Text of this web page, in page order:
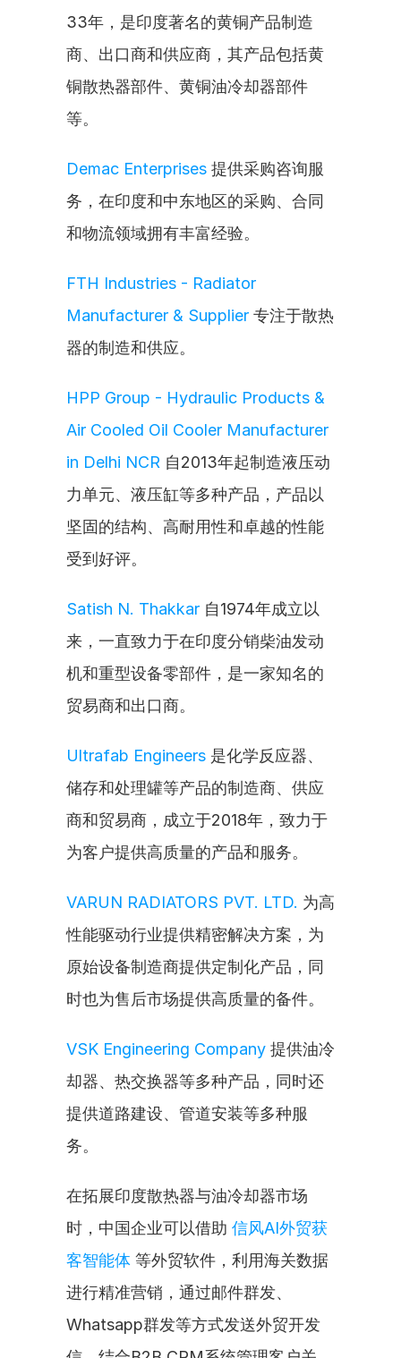
33年，是印度著名的黄铜产品制造
商、出口商和供应商，其产品包括黄
铜散热器部件、黄铜油冷却器部件
等。
Demac Enterprises 提供采购咨询服
务，在印度和中东地区的采购、合同
和物流领域拥有丰富经验。
FTH Industries - Radiator
Manufacturer & Supplier 专注于散热
器的制造和供应。
HPP Group - Hydraulic Products &
Air Cooled Oil Cooler Manufacturer
in Delhi NCR 自2013年起制造液压动
力单元、液压缸等多种产品，产品以
坚固的结构、高耐用性和卓越的性能
受到好评。
Satish N. Thakkar 自1974年成立以
来，一直致力于在印度分销柴油发动
机和重型设备零部件，是一家知名的
贸易商和出口商。
Ultrafab Engineers 是化学反应器、
储存和处理罐等产品的制造商、供应
商和贸易商，成立于2018年，致力于
为客户提供高质量的产品和服务。
VARUN RADIATORS PVT. LTD. 为高
性能驱动行业提供精密解决方案，为
原始设备制造商提供定制化产品，同
时也为售后市场提供高质量的备件。
VSK Engineering Company 提供油冷
却器、热交换器等多种产品，同时还
提供道路建设、管道安装等多种服
务。
在拓展印度散热器与油冷却器市场
时，中国企业可以借助 信风AI外贸获
客智能体 等外贸软件，利用海关数据
进行精准营销，通过邮件群发、
Whatsapp群发等方式发送外贸开发